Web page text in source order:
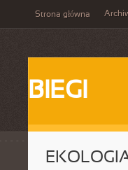
Strona główna
BIEGI